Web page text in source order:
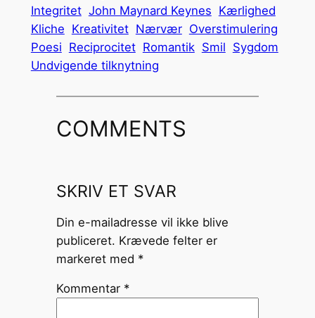
Integritet John Maynard Keynes Kærlighed
Kliche Kreativitet Nærvær Overstimulering
Poesi Reciprocitet Romantik Smil Sygdom
Undvigende tilknytning
COMMENTS
SKRIV ET SVAR
Din e-mailadresse vil ikke blive
publiceret. Krævede felter er
markeret med *
Kommentar *